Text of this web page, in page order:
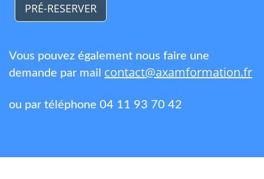
PRÉ-RESERVER
Vous pouvez également nous faire une
demande par mail contact@axamformation.fr
ou par téléphone 04 11 93 70 42